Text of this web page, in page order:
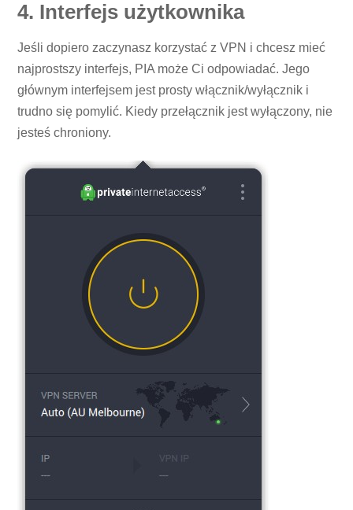
4. Interfejs użytkownika
Jeśli dopiero zaczynasz korzystać z VPN i chcesz mieć
najprostszy interfejs, PIA może Ci odpowiadać. Jego
głównym interfejsem jest prosty włącznik/wyłącznik i
trudno się pomylić. Kiedy przełącznik jest wyłączony, nie
jesteś chroniony.